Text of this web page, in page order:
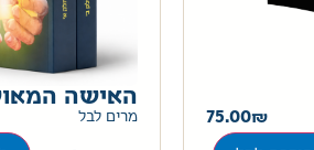
75.00
האישה
מרים לבל